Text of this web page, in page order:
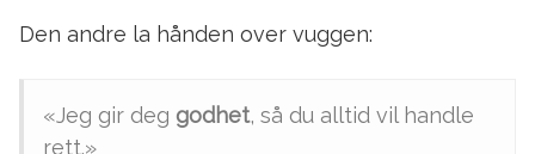
Den andre la hånden over vuggen:
«Jeg gir deg godhet, så du alltid vil handle
rett.»